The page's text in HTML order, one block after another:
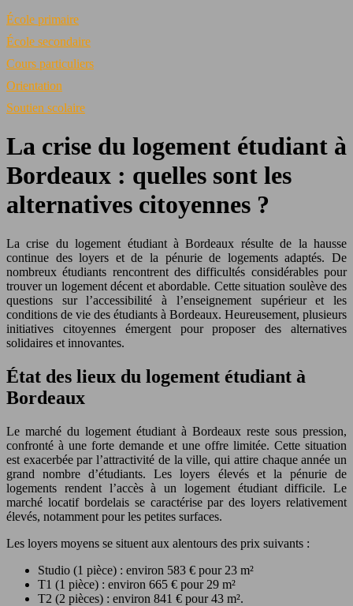
École primaire
École secondaire
Cours particuliers
Orientation
Soutien scolaire
La crise du logement étudiant à
Bordeaux : quelles sont les
alternatives citoyennes ?
La crise du logement étudiant à Bordeaux résulte de la hausse
continue des loyers et de la pénurie de logements adaptés. De
nombreux étudiants rencontrent des difficultés considérables pour
trouver un logement décent et abordable. Cette situation soulève des
questions sur l’accessibilité à l’enseignement supérieur et les
conditions de vie des étudiants à Bordeaux. Heureusement, plusieurs
initiatives citoyennes émergent pour proposer des alternatives
solidaires et innovantes.
État des lieux du logement étudiant à
Bordeaux
Le marché du logement étudiant à Bordeaux reste sous pression,
confronté à une forte demande et une offre limitée. Cette situation
est exacerbée par l’attractivité de la ville, qui attire chaque année un
grand nombre d’étudiants. Les loyers élevés et la pénurie de
logements rendent l’accès à un logement étudiant difficile. Le
marché locatif bordelais se caractérise par des loyers relativement
élevés, notamment pour les petites surfaces.
Les loyers moyens se situent aux alentours des prix suivants :
Studio (1 pièce) : environ 583 € pour 23 m²
T1 (1 pièce) : environ 665 € pour 29 m²
T2 (2 pièces) : environ 841 € pour 43 m².